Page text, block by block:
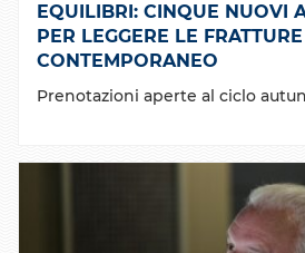
EQUILIBRI: CINQUE NUOVI
PER LEGGERE LE
CONTEMPORANEO
Prenotazioni aperte al ciclo